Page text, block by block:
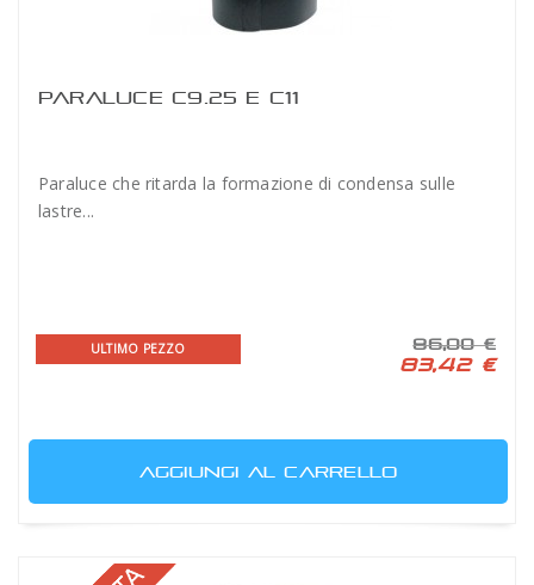
PARALUCE C9.25 E C11
Paraluce che ritarda la formazione di condensa sulle
lastre...
ULTIMO PEZZO 86,00 €
83,42 €
AGGIUNGI AL CARRELLO